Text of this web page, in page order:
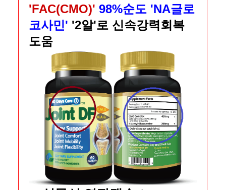
'FAC(CMO)' 98%순도 'NA글로
코사민' '2알'로 신속강력회복
도움